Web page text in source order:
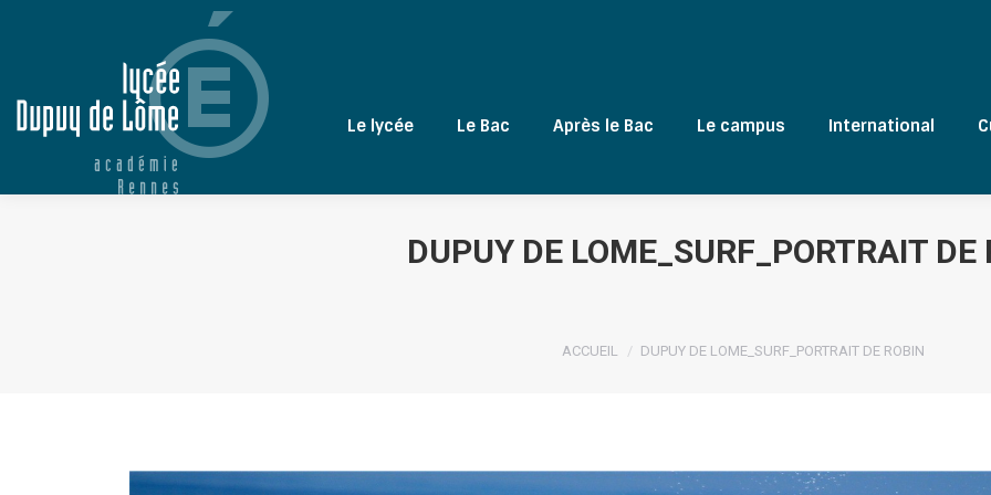
Le lycée Le Bac Après le Bac Le campus International
DUPUY DE LOME_SURF_PORTRAIT DE
Vous êtes ici :
ACCUEIL DUPUY DE LOME_SURF_PORTRAIT DE ROBIN